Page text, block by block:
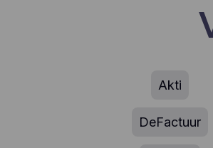
Akti
DeFactuur